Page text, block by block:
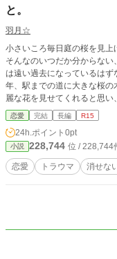
と。
羽月☆
小さいころ毎日庭の桜を見上
そんなのいつだか分からない、まだ本当
は遠い過去になっているはず
年、駅までの道に大きな桜
麗な花を見せてくれると思い、見上げる朝。 少し立
審に思われたみたいで。 綺麗に桜が咲いた日、その日に出会った人々はとても
素敵な人たちでした。 社会人二年目になる私、池田 由利乃が出会った人たち
と作る新しい記憶。 いつか
いと思います。
恋愛 完結 長編 R15
24h.ポイント 0pt
小説 228,744 位 / 228,744
恋愛 トラウマ 消せな